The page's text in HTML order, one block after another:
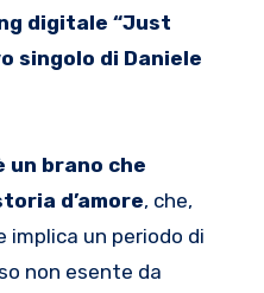
digitale “Just
singolo di Daniele
un brano che
d’amore, che,
implica un periodo di
non esente da